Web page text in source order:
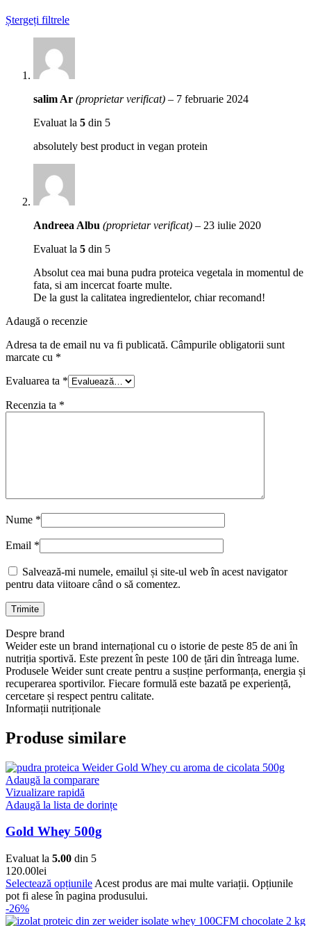
Ștergeți filtrele
salim Ar (proprietar verificat) – 7 februarie 2024
Evaluat la 5 din 5
absolutely best product in vegan protein
Andreea Albu (proprietar verificat) – 23 iulie 2020
Evaluat la 5 din 5
Absolut cea mai buna pudra proteica vegetala in momentul de
fata, si am incercat foarte multe.
De la gust la calitatea ingredientelor, chiar recomand!
Adaugă o recenzie
Adresa ta de email nu va fi publicată. Câmpurile obligatorii sunt
marcate cu *
Evaluarea ta *
Recenzia ta *
Nume *
Email *
Salvează-mi numele, emailul și site-ul web în acest navigator
pentru data viitoare când o să comentez.
Despre brand
Weider este un brand internațional cu o istorie de peste 85 de ani în
nutriția sportivă. Este prezent în peste 100 de țări din întreaga lume.
Produsele Weider sunt create pentru a susține performanța, energia și
recuperarea sportivilor. Fiecare formulă este bazată pe experiență,
cercetare și respect pentru calitate.
Informații nutriționale
Produse similare
Adaugă la comparare
Vizualizare rapidă
Adaugă la lista de dorințe
Gold Whey 500g
Evaluat la 5.00 din 5
120.00lei
Selectează opțiunile Acest produs are mai multe variații. Opțiunile
pot fi alese în pagina produsului.
-26%